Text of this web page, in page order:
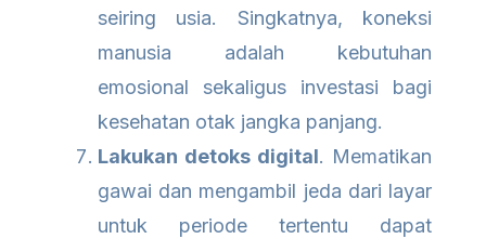
seiring usia. Singkatnya, koneksi
manusia adalah kebutuhan
emosional sekaligus investasi bagi
kesehatan otak jangka panjang.
Lakukan detoks digital. Mematikan
gawai dan mengambil jeda dari layar
untuk periode tertentu dapat